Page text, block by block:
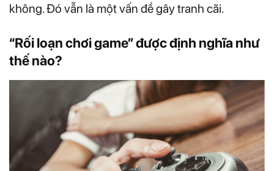
không. Đó vẫn là một vấn đề gây tranh cãi.
“Rối loạn chơi game” được định nghĩa như
thế nào?